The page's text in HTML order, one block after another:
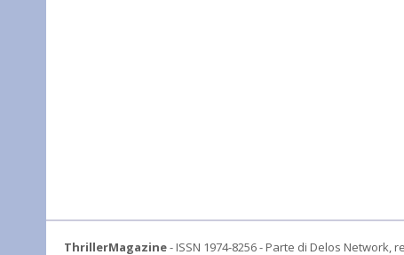
ThrillerMagazine- ISSN 1974-8256 - Parte di Delos